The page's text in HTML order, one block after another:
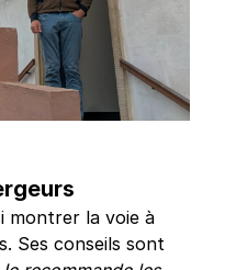
montrer la voie à
Ses conseils sont